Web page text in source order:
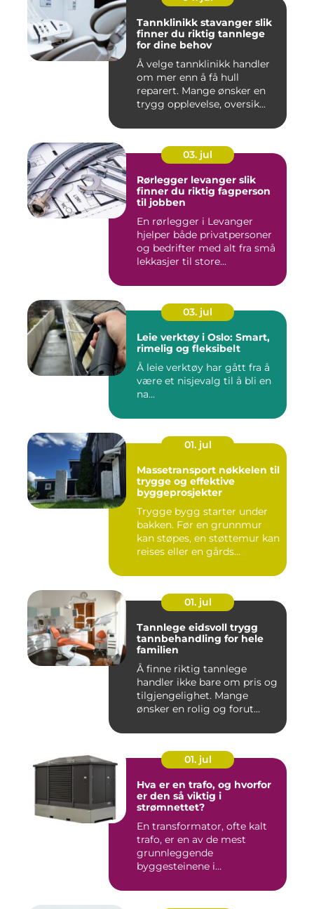
Tannklinikk stavanger slik
finner du riktig tannlege
for dine behov
Å velge tannklinikk handler
om mer enn å få hull
reparert. Mange ønsker en
trygg opplevelse, oversik...
03. jul
Rørlegger levanger slik
finner du riktig fagperson
til jobben
En rørlegger i Levanger
hjelper både privatpersoner
og bedrifter med alt fra små
lekkasjer til store...
03. jul
Leie verktøy i Oslo: Smart,
rimelig og fleksibelt
Å leie verktøy har gått fra å
være et nisjevalg til å bli en
na...
01. jul
Massetransport nøkkelen til
trygge og effektive
byggeprosjekter
Trygge bygg starter under
bakken. Før en grunnmur
kan støpes, en støttemur kan
reises eller en gårds...
01. jul
Tannlege eidsvoll trygg
tannbehandling for hele
familien
Å finne riktig tannlege
handler ikke bare om pris og
tilgjengelighet. Mange
ønsker en rolig og forut...
01. jul
Hva er en trafo, og hvorfor
er den så viktig i
strømnettet?
En transformator, ofte kalt
trafo, er en av de mest
grunnleggende
byggesteinene i